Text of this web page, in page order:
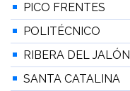
PICO FRENTES
POLITÉCNICO
RIBERA DEL JALÓN
SANTA CATALINA